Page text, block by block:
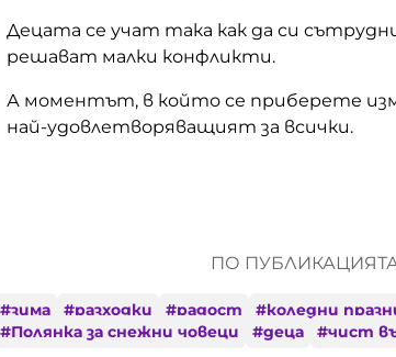
Децата се учат така как да си
решават малки конфликти.
А моментът, в който се приберете
най-удовлетворяващият за всички.
ПО
#зима #разходки #радост #коледни
#Полянка за снежни човеци #деца #чист